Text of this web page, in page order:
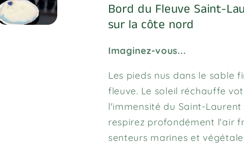
Bord du Fleuve Saint-
sur la côte nord
Imaginez-vous...
Les pieds nus dans le sable
fleuve. Le soleil réchauffe
l'immensité du Saint-
respirez profondément l'air
senteurs marines et